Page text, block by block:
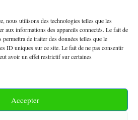
nous utilisons des technologies telles que les
aux informations des appareils connectés. Le fait de
de traiter des données telles que le
ID uniques sur ce site. Le fait de ne pas consentir
avoir un effet restrictif sur certaines
Accepter
Boudon, 75016, Paris
de Vente